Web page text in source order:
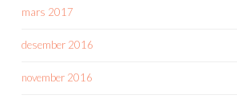
mars 2017
desember 2016
november 2016